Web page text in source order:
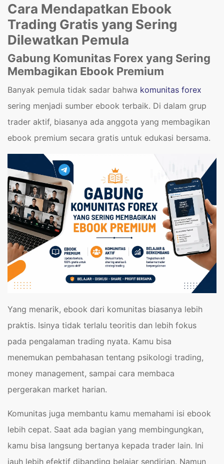
Cara Mendapatkan Ebook
Trading Gratis yang Sering
Dilewatkan Pemula
Gabung Komunitas Forex yang Sering
Membagikan Ebook Premium
Banyak pemula tidak sadar bahwa komunitas forex
sering menjadi sumber ebook terbaik. Di dalam grup
trader aktif, biasanya ada anggota yang membagikan
ebook premium secara gratis untuk edukasi bersama.
Yang menarik, ebook dari komunitas biasanya lebih
praktis. Isinya tidak terlalu teoritis dan lebih fokus
pada pengalaman trading nyata. Kamu bisa
menemukan pembahasan tentang psikologi trading,
money management, sampai cara membaca
pergerakan market harian.
Komunitas juga membantu kamu memahami isi ebook
lebih cepat. Saat ada bagian yang membingungkan,
kamu bisa langsung bertanya kepada trader lain. Ini
jauh lebih efektif dibanding belajar sendirian. Namun